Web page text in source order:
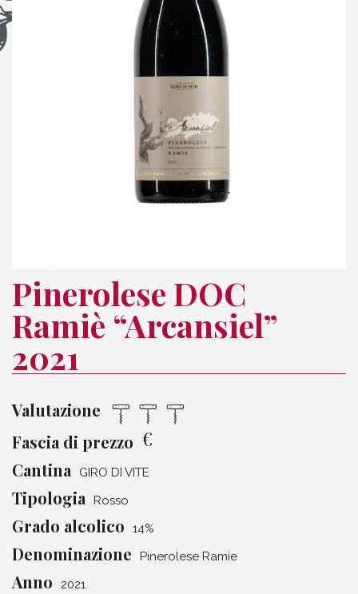
Pinerolese DOC
Ramiè “Arcansiel”
2021
Valutazione
Fascia di prezzo €
Cantina GIRO DI VITE
Tipologia Rosso
Grado alcolico 14%
Denominazione Pinerolese Ramie
Anno 2021